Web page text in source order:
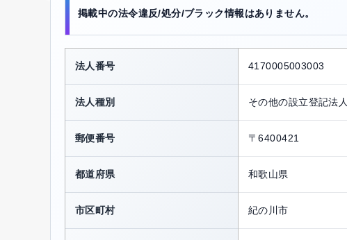
掲載中の法令違反/処分/ブラック情報はありません。
法人番号 4170005003003
法人種別 その他の設立登記法人
郵便番号 〒6400421
都道府県 和歌山県
市区町村 紀の川市